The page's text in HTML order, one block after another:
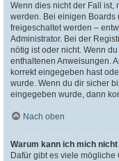
Wenn dies nicht der Fall ist,
werden. Bei einigen
freigeschaltet werden –
Administrator. Bei der
nötig ist oder nicht. Wenn
enthaltenen Anweisungen.
korrekt eingegeben hast
wurde. Wenn du dir sicher
eingegeben wurde, dann
Nach oben
Warum kann ich mich
Dafür gibt es viele